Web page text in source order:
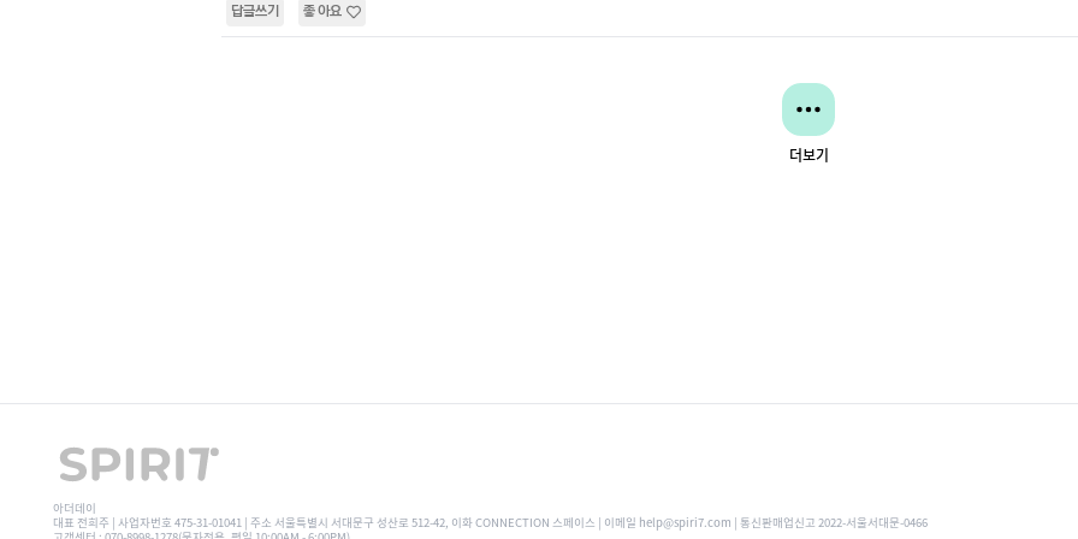
답글쓰기 좋아요
더보기
아더데이
대표 전희주 | 사업자번호 475-31-01041 | 주소 서울특별시 서대문구 성산로 512-42, 이화 CONNECTION 스페이스 | 이메일 help@spiri7.com | 통신판매업신고 2022-서울서대문-0466